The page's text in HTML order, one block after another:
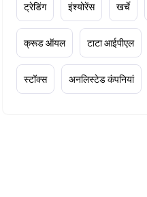
ट्रेडिंग इंश्योरेंस खर्चे
क्रूड ऑयल टाटा आईपीएल
स्टॉक्स अनलिस्टेड कंपनियां